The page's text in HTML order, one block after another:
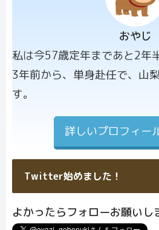
プロフィー
ル画像
おやじ
私は今57歳定年まであと2年
3年前から、単身赴任で、山
す。
詳しいプロフィー
Twitter始めました！
よかったらフォローお願いし